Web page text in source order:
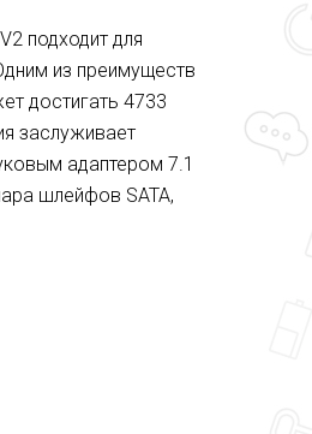
подходит для
из преимуществ
достигать 4733
заслуживает
адаптером 7.1
шлейфов SATA,